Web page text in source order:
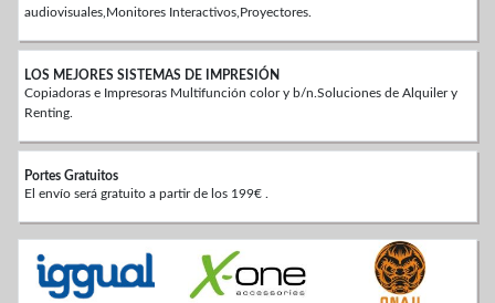
audiovisuales,Monitores Interactivos,Proyectores.
LOS MEJORES SISTEMAS DE IMPRESIÓN
Copiadoras e Impresoras Multifunción color y b/n.Soluciones de Alquiler y
Renting.
Portes Gratuitos
El envío será gratuito a partir de los 199€ .